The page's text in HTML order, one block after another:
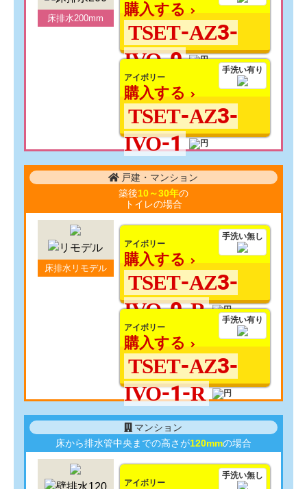
床排水200mm
購入する
TSET-AZ3-
IVO-0
手洗い有り
アイボリー
購入する
TSET-AZ3-
IVO-1
戸建・マンション
築後10～30年の
トイレの場合
床排水リモデル
手洗い無し
アイボリー
購入する
TSET-AZ3-
IVO-0-R
手洗い有り
アイボリー
購入する
TSET-AZ3-
IVO-1-R
マンション
床から排水管中央までの高さが120mmの場合
手洗い無し
アイボリー